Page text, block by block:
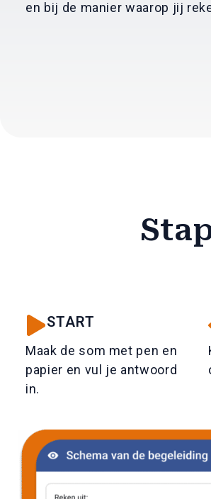
en bij de manier waarop jij
START
Maak de som met pen en
papier en vul je antwoord
in.